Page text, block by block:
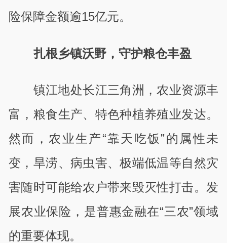
险保障金额逾15亿元。
扎根乡镇沃野，守护粮仓丰盈
镇江地处长江三角洲，农业资源丰
富，粮食生产、特色种植养殖业发达。
然而，农业生产“靠天吃饭”的属性未
变，旱涝、病虫害、极端低温等自然灾
害随时可能给农户带来毁灭性打击。发
展农业保险，是普惠金融在“三农”领域
的重要体现。